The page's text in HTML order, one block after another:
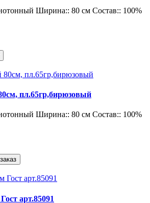
Ширина:: 80 см Состав:: 100%
пл.65гр,бирюзовый
Ширина:: 80 см Состав:: 100%
арт.85091